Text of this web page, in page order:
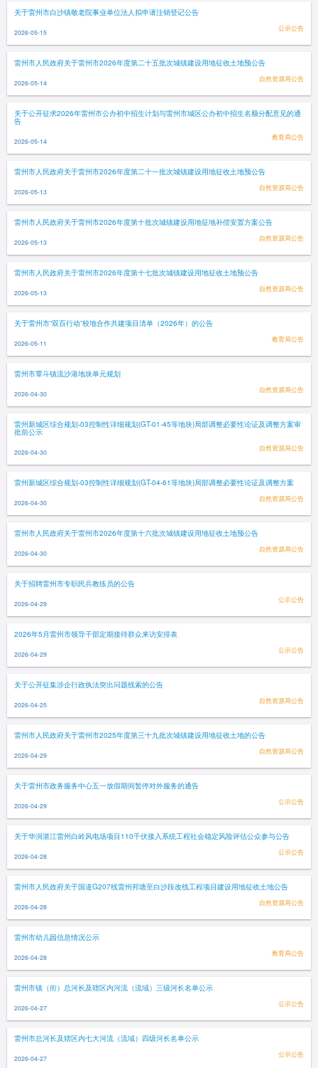
关于雷州市白沙镇敬老院事业单位法人拟申请注销登记公告
2026-05-15 公示公告
雷州市人民政府关于雷州市2026年度第二十五批次城镇建设用地征收土地预公告
2026-05-14 自然资源局公告
关于公开征求2026年雷州市公办初中招生计划与雷州市城区公办初中招生名额分配意见的通
告
2026-05-14 教育局公告
雷州市人民政府关于雷州市2026年度第二十一批次城镇建设用地征收土地预公告
2026-05-13 自然资源局公告
雷州市人民政府关于雷州市2026年度第十批次城镇建设用地征地补偿安置方案公告
2026-05-13 自然资源局公告
雷州市人民政府关于雷州市2026年度第十七批次城镇建设用地征收土地预公告
2026-05-13 自然资源局公告
关于雷州市“双百行动”校地合作共建项目清单（2026年）的公告
2026-05-11 教育局公告
雷州市覃斗镇流沙港地块单元规划
2026-04-30 自然资源局公告
雷州新城区综合规划-03控制性详细规划(GT-01-45等地块)局部调整必要性论证及调整方案审
批前公示
2026-04-30 自然资源局公告
雷州新城区综合规划-03控制性详细规划(GT-04-61等地块)局部调整必要性论证及调整方案
2026-04-30 自然资源局公告
雷州市人民政府关于雷州市2026年度第十六批次城镇建设用地征收土地预公告
2026-04-30 自然资源局公告
关于招聘雷州市专职民兵教练员的公告
2026-04-29 公示公告
2026年5月雷州市领导干部定期接待群众来访安排表
2026-04-29 公示公告
关于公开征集涉企行政执法突出问题线索的公告
2026-04-25 自然资源局公告
雷州市人民政府关于雷州市2025年度第三十九批次城镇建设用地征收土地的公告
2026-04-29 自然资源局公告
关于雷州市政务服务中心五一放假期间暂停对外服务的通告
2026-04-29 公示公告
关于华润湛江雷州白岭风电场项目110千伏接入系统工程社会稳定风险评估公众参与公告
2026-04-28 公示公告
雷州市人民政府关于国道G207线雷州邦塘至白沙段改线工程项目建设用地征收土地公告
2026-04-28 自然资源局公告
雷州市幼儿园信息情况公示
2026-04-28 教育局公告
雷州市镇（街）总河长及辖区内河流（流域）三级河长名单公示
2026-04-27 公示公告
雷州市总河长及辖区内七大河流（流域）四级河长名单公示
2026-04-27 公示公告